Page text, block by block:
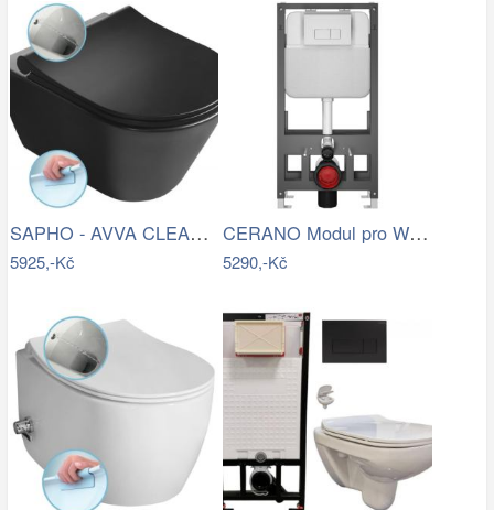
SAPHO - AVVA CLEANWASH závěsná WC mísa,…
5925,-Kč
CERANO Modul pro WC závěsné Prime -…
5290,-Kč